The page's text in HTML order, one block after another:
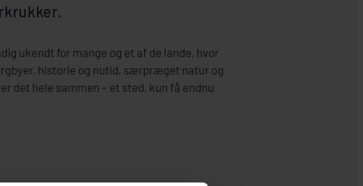
ukendt for mange og et af de lande, hvor
historie og nutid, særpræget natur og
det hele sammen – et sted, kun få endnu